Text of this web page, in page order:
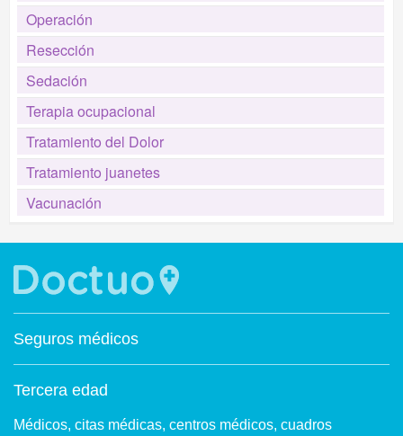
Operación
Resección
Sedación
Terapia ocupacional
Tratamiento del Dolor
Tratamiento juanetes
Vacunación
Seguros médicos
Tercera edad
Médicos, citas médicas, centros médicos, cuadros